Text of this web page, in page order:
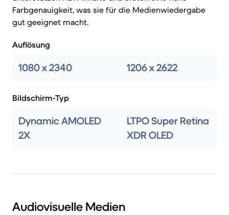
Farbgenauigkeit, was sie für die Medienwiedergabe
gut geeignet macht.
Auflösung
1080 x 2340 1206 x 2622
Bildschirm-Typ
Dynamic AMOLED
2X
LTPO Super Retina
XDR OLED
Audiovisuelle Medien